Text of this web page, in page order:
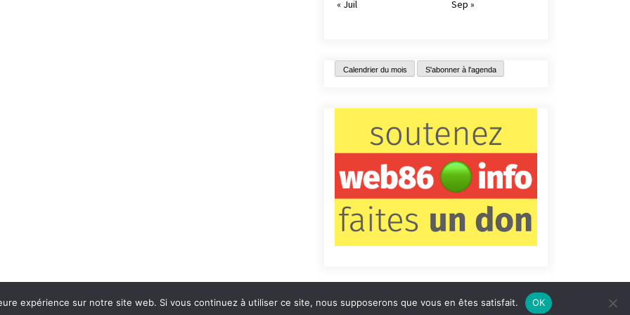
« Juil
Sep »
Calendrier du mois S'abonner à l'agenda
Contact Qui sommes-nous ? Informations légales
expérience sur notre site web. Si vous continuez à utiliser ce site, nous supposerons que vous en êtes satisfait. OK